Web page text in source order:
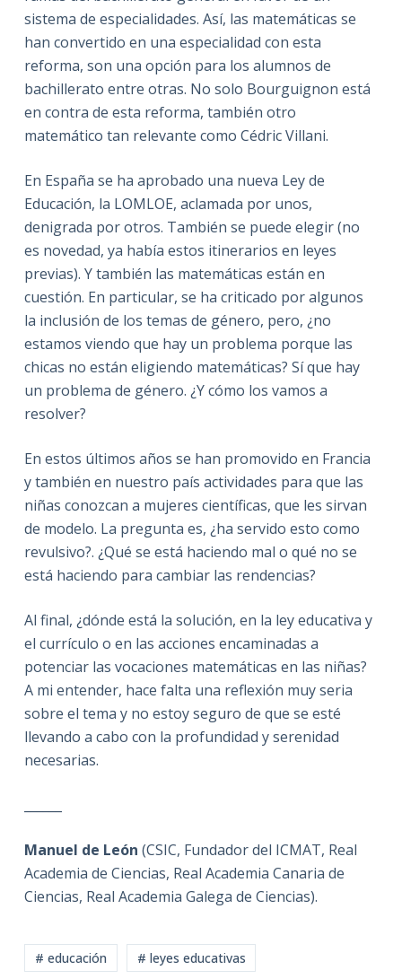
sistema de especialidades. Así, las matemáticas se
han convertido en una especialidad con esta
reforma, son una opción para los alumnos de
bachillerato entre otras. No solo Bourguignon está
en contra de esta reforma, también otro
matemático tan relevante como Cédric Villani.
En España se ha aprobado una nueva Ley de
Educación, la LOMLOE, aclamada por unos,
denigrada por otros. También se puede elegir (no
es novedad, ya había estos itinerarios en leyes
previas). Y también las matemáticas están en
cuestión. En particular, se ha criticado por algunos
la inclusión de los temas de género, pero, ¿no
estamos viendo que hay un problema porque las
chicas no están eligiendo matemáticas? Sí que hay
un problema de género. ¿Y cómo los vamos a
resolver?
En estos últimos años se han promovido en Francia
y también en nuestro país actividades para que las
niñas conozcan a mujeres científicas, que les sirvan
de modelo. La pregunta es, ¿ha servido esto como
revulsivo?. ¿Qué se está haciendo mal o qué no se
está haciendo para cambiar las rendencias?
Al final, ¿dónde está la solución, en la ley educativa y
el currículo o en las acciones encaminadas a
potenciar las vocaciones matemáticas en las niñas?
A mi entender, hace falta una reflexión muy seria
sobre el tema y no estoy seguro de que se esté
llevando a cabo con la profundidad y serenidad
necesarias.
Manuel de León (CSIC, Fundador del ICMAT, Real
Academia de Ciencias, Real Academia Canaria de
Ciencias, Real Academia Galega de Ciencias).
# educación # leyes educativas